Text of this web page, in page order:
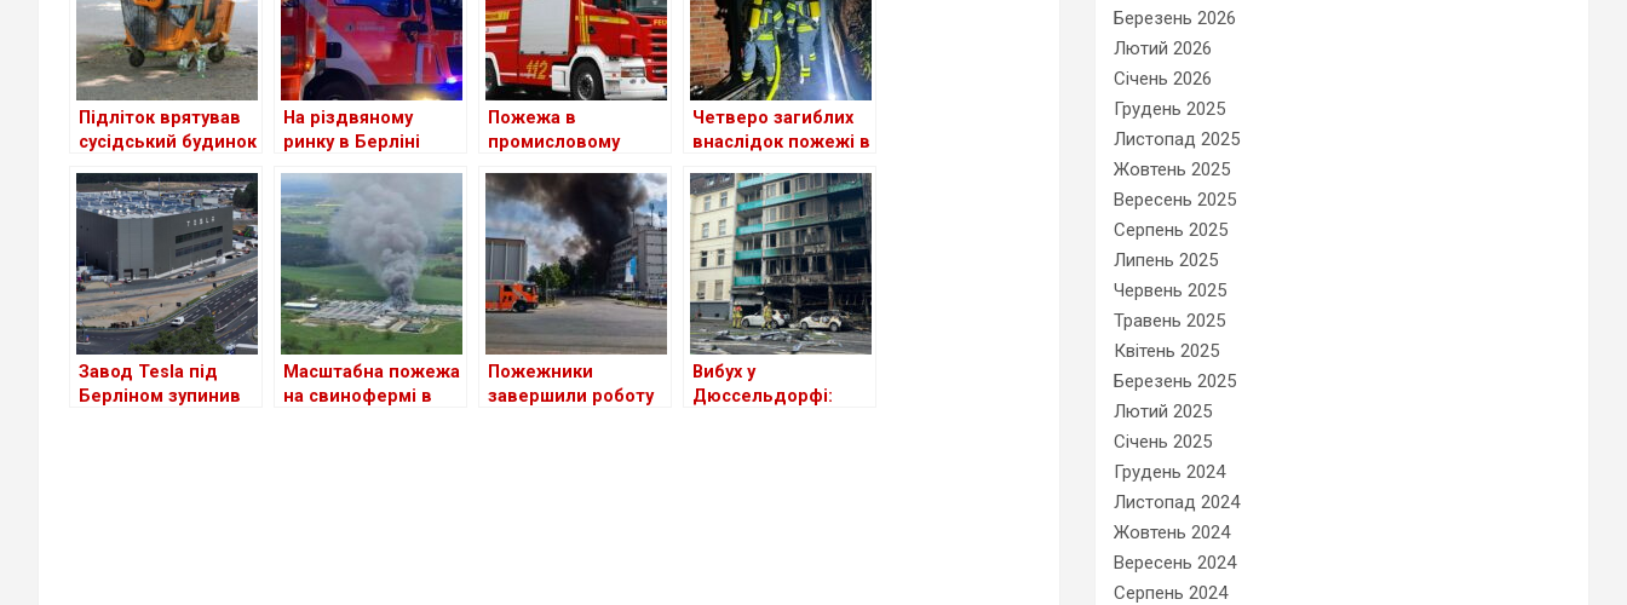
Підліток врятував
сусідський будинок
На різдвяному
ринку в Берліні
що відомо на цей
час?
Пожежа в
промисловому
Крефельді – понад
1200
електроскутерів
зазнали руйнування
в полум’ї.
Четверо загиблих
внаслідок пожежі в
людей у Бедбург-
Хау
Завод Tesla під
Берліном зупинив
Масштабна пожежа
на свинофермі в
Пожежники
завершили роботу
Вибух у
Дюссельдорфі:
Березень 2026
Лютий 2026
Січень 2026
Грудень 2025
Листопад 2025
Жовтень 2025
Вересень 2025
Серпень 2025
Липень 2025
Червень 2025
Травень 2025
Квітень 2025
Березень 2025
Лютий 2025
Січень 2025
Грудень 2024
Листопад 2024
Жовтень 2024
Вересень 2024
Серпень 2024